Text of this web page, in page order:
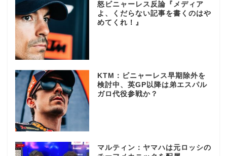
怒ビニャーレス反論『メディア
よ、くだらない記事を書くのはや
めてくれ！』
KTM：ビニャーレス早期除外を
検討中、英GP以降は弟エスパル
ガロ代役参戦か？
マルティン：ヤマハは元ロッシの